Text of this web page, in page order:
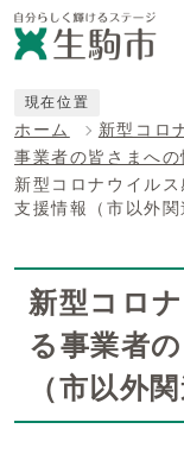
現在位置
ホーム
新型コロ
事業者の皆さまへの
新型コロナウイル
支援情報（市以外関
新型コロ
る事業者
（市以外